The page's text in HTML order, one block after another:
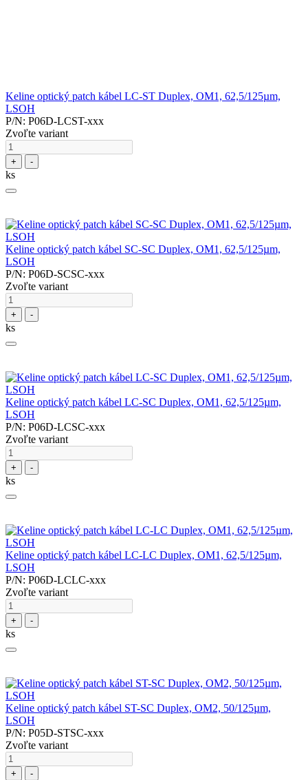
Keline optický patch kábel LC-ST Duplex, OM1, 62,5/125µm,
LSOH
P/N: P06D-LCST-xxx
Zvoľte variant
+ -
ks
Keline optický patch kábel SC-SC Duplex, OM1, 62,5/125µm,
LSOH
P/N: P06D-SCSC-xxx
Zvoľte variant
+ -
ks
Keline optický patch kábel LC-SC Duplex, OM1, 62,5/125µm,
LSOH
P/N: P06D-LCSC-xxx
Zvoľte variant
+ -
ks
Keline optický patch kábel LC-LC Duplex, OM1, 62,5/125µm,
LSOH
P/N: P06D-LCLC-xxx
Zvoľte variant
+ -
ks
Keline optický patch kábel ST-SC Duplex, OM2, 50/125µm,
LSOH
P/N: P05D-STSC-xxx
Zvoľte variant
+ -